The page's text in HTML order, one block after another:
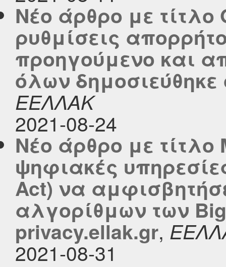
Νέο άρθρο με
ρυθμίσεις
προηγούμενο και
όλων δημοσιεύθηκε
ΕΕΛΛΑΚ
2021-08-24
Νέο άρθρο με τίτλο
ψηφιακές
Act) να
αλγορίθμων των
privacy.ellak.gr,
2021-08-31